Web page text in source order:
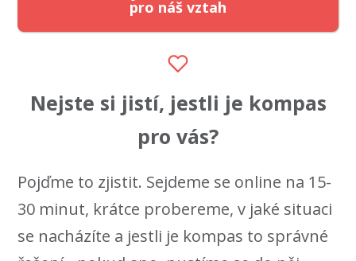
pro náš vztah
Nejste si jistí, jestli je kompas
pro vás?
Pojďme to zjistit. Sejdeme se online na 15-
30 minut, krátce probereme, v jaké situaci
se nacházíte a jestli je kompas to správné